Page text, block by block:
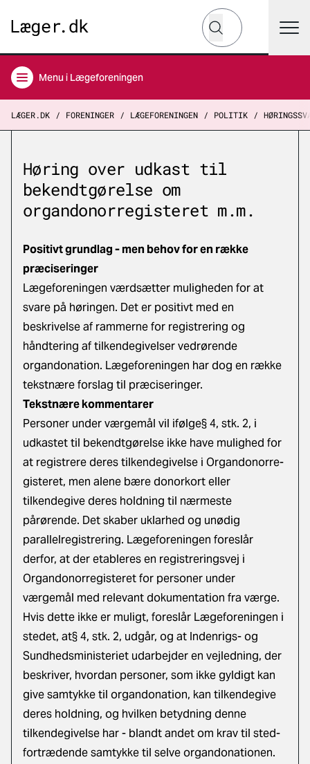
Hvad leder du efter?
Søg
Menu i Lægeforeningen
LÆGER.DK FORENINGER LÆGEFORENINGEN POLITIK
Høring over udkast til
bekendtgørelse om
organdonorregisteret m.m.
Positivt grundlag - men behov for en række
præciseringer
Lægeforeningen værdsætter muligheden for at
svare på høringen. Det er positivt med en
beskrivelse af rammerne for registrering og
håndtering af tilkendegivelser vedrørende
organdonation. Lægeforeningen har dog en række
tekstnære forslag til præciseringer.
Tekstnære kommentarer
Personer under værgemål vil ifølge§ 4, stk. 2, i
udkastet til bekendtgørelse ikke have mulighed for
at registrere deres tilkendegivelse i Organdonorre­
gisteret, men alene bære donorkort eller
tilkendegive deres holdning til nærmeste
pårørende. Det skaber uklarhed og unødig
parallelregistrering. Lægeforeningen foreslår
derfor, at der etableres en registreringsvej i
Organdonorregisteret for personer under
værgemål med relevant dokumentation fra værge.
Hvis dette ikke er muligt, foreslår Lægeforeningen i
ste­det, at§ 4, stk. 2, udgår, og at Indenrigs- og
Sundhedsministeriet udarbejder en vejledning, der
beskriver, hvordan personer, som ikke gyldigt kan
give samtykke til organdonation, kan tilkendegive
deres holdning, og hvilken betydning denne
tilkendegivelse har - blandt andet om krav til sted­
fortrædende samtykke til selve organdonationen.